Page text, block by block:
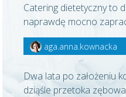
Catering dietetyczny to
naprawdę mocno
aga.anna.kownacka
Dwa lata po założeniu
dziąśle przetoka